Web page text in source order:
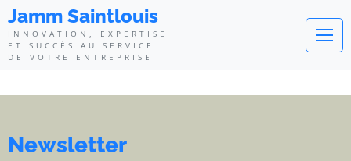
Jamm Saintlouis - Innovation,
Jamm Saintlouis
INNOVATION, EXPERTISE
ET SUCCÈS AU SERVICE
DE VOTRE ENTREPRISE
Newsletter